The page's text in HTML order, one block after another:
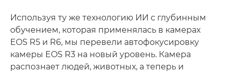
Используя ту же технологию ИИ с глубинным
обучением, которая применялась в камерах
EOS R5 и R6, мы перевели автофокусировку
камеры EOS R3 на новый уровень. Камера
распознает людей, животных, а теперь и